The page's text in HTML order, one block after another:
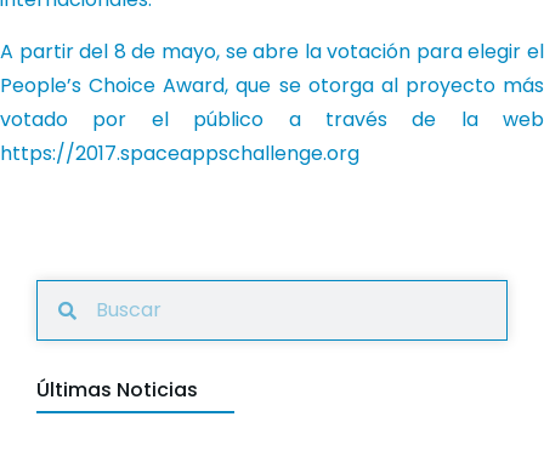
A partir del 8 de mayo, se abre la votación para elegir el
People’s Choice Award, que se otorga al proyecto más
votado por el público a través de la web
https://2017.spaceappschallenge.org
Últimas Noticias